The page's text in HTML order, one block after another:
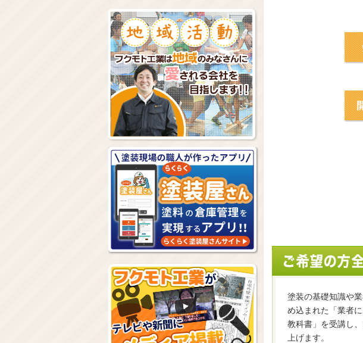
塗装の基礎知識や
め込まれた「業者
教科書」を受講し
上げます。